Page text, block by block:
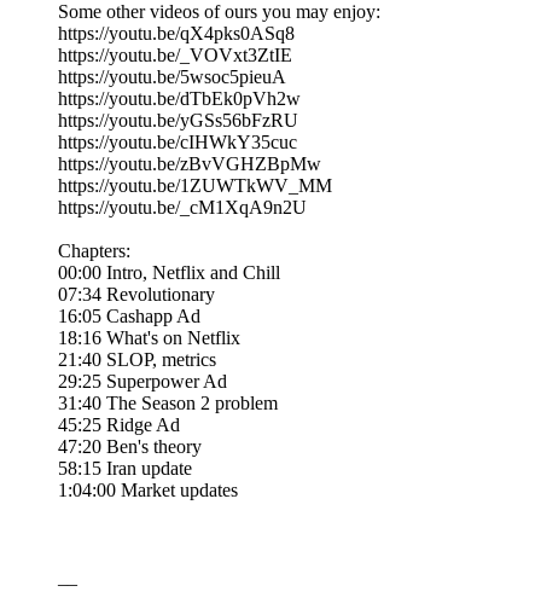
Some other videos of ours you may enjoy:
https://youtu.be/qX4pks0ASq8
https://youtu.be/_VOVxt3ZtIE
https://youtu.be/5wsoc5pieuA
https://youtu.be/dTbEk0pVh2w
https://youtu.be/yGSs56bFzRU
https://youtu.be/cIHWkY35cuc
https://youtu.be/zBvVGHZBpMw
https://youtu.be/1ZUWTkWV_MM
https://youtu.be/_cM1XqA9n2U
Chapters:
00:00 Intro, Netflix and Chill
07:34 Revolutionary
16:05 Cashapp Ad
18:16 What's on Netflix
21:40 SLOP, metrics
29:25 Superpower Ad
31:40 The Season 2 problem
45:25 Ridge Ad
47:20 Ben's theory
58:15 Iran update
1:04:00 Market updates